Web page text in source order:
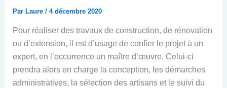
Par Laure / 4 décembre 2020
Pour réaliser des travaux de construction, de rénovation
ou d’extension, il est d’usage de confier le projet à un
expert, en l’occurrence un maître d’œuvre. Celui-ci
prendra alors en charge la conception, les démarches
administratives, la sélection des artisans et le suivi du